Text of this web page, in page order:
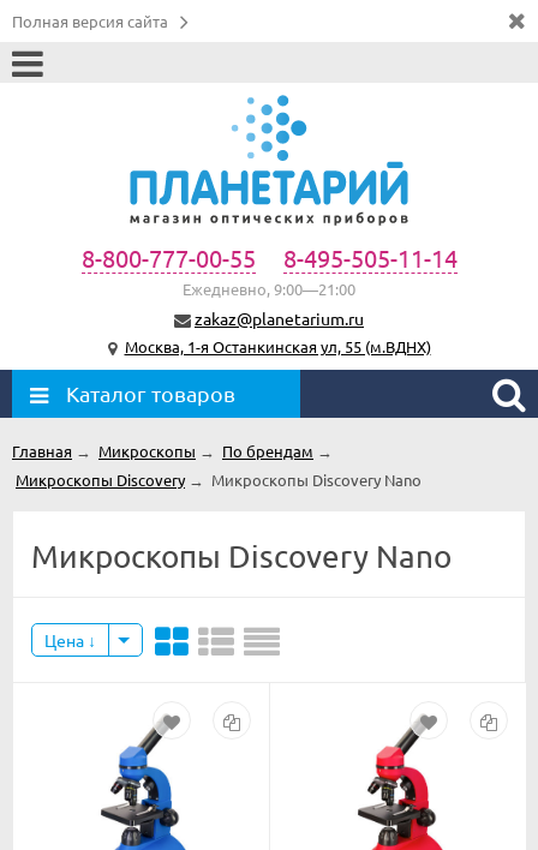
Полная версия сайта
8-800-777-00-55 8-495-505-11-14
Ежедневно, 9:00—21:00
zakaz@planetarium.ru
Москва, 1-я Останкинская ул, 55 (м.ВДНХ)
Каталог товаров
Главная → Микроскопы → По брендам →
Микроскопы Discovery→ Микроскопы Discovery Nano
Микроскопы Discovery Nano
Цена